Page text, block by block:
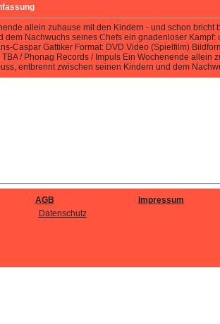
allein zuhause mit den Kindern - und schon
dem Nachwuchs seines Chefs ein gnadenloser
Caspar Gattiker Format: DVD Video (Spielfilm)
TBA / Phonag Records / Impuls Ein Wochenende
entbrennt zwischen seinen Kindern und dem
AGB
Datenschutz
Impressum